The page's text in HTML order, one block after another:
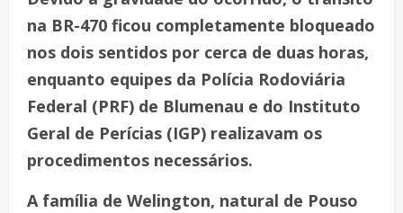
na BR-470 ficou completamente bloqueado
nos dois sentidos por cerca de duas horas,
enquanto equipes da Polícia Rodoviária
Federal (PRF) de Blumenau e do Instituto
Geral de Perícias (IGP) realizavam os
procedimentos necessários.
A família de Welington, natural de Pouso